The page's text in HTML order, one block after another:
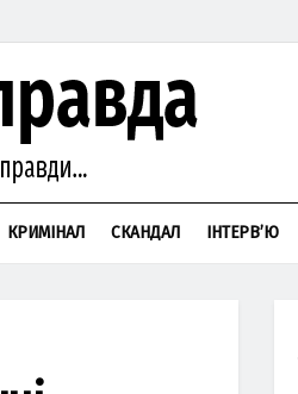
КРИМІНАЛ СКАНДАЛ ІНТЕРВ’Ю